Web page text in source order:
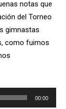
notas que
del Torneo
gimnastas
como fuimos
00:00